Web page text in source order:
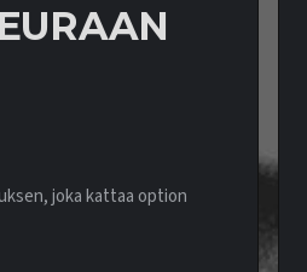
joka kattaa option